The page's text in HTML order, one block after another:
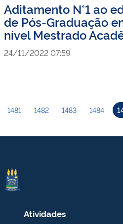
Aditamento N°1 ao
de Pós-Graduação
nível Mestrado
24/11/2022 07:59
1481 1482 1483 1484
Atividades